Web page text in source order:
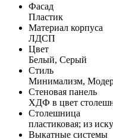
Фасад
Пластик
Материал корпуса
ЛДСП
Цвет
Белый, Серый
Стиль
Минимализм,
Стеновая панель
ХДФ в цвет
Столешница
пластиковая; из
Выкатные системы